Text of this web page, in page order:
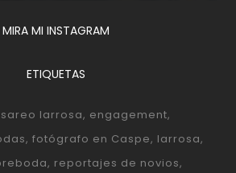
MIRA MI INSTAGRAM
ETIQUETAS
larrosa engagement
fotógrafo en Caspe larrosa
reportajes de novios